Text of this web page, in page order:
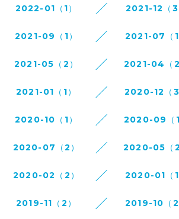
2022-01（1） 2021-12（3
2021-09（1） 2021-07（1
2021-05（2） 2021-04（2
2021-01（1） 2020-12（3
2020-10（1） 2020-09（1
2020-07（2） 2020-05（2
2020-02（2） 2020-01（1
2019-11（2） 2019-10（2